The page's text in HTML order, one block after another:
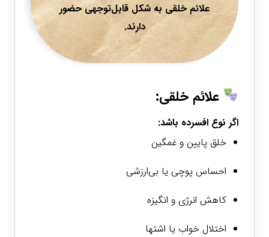
علائم خلقی به شکل قابل‌توجهی حضور
دارند.
علائم خلقی:
اگر نوعافسرده باشد:
خلق پایین و غمگین
احساس پوچی یا بی‌ارزشی
کاهش انرژی و انگیزه
اختلال خواب یا اشتها